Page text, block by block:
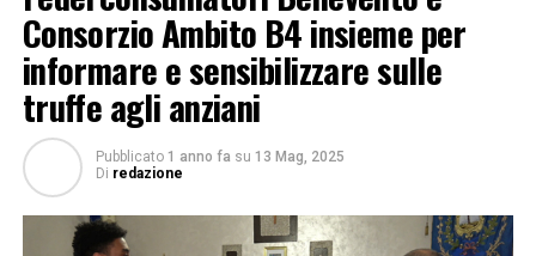
Consorzio Ambito B4 insieme per
informare e sensibilizzare sulle
truffe agli anziani
Pubblicato 1 anno fa su 13 Mag, 2025
Di redazione